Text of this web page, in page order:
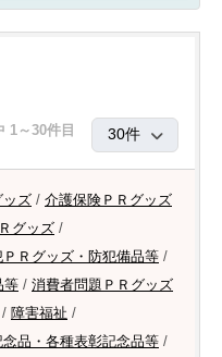
1～30件目
ッズ / 介護保険ＰＲグッズ
グッズ /
ＰＲグッズ・防犯備品等 /
等 / 消費者問題ＰＲグッズ
/ 障害福祉 /
念品・各種表彰記念品等 /